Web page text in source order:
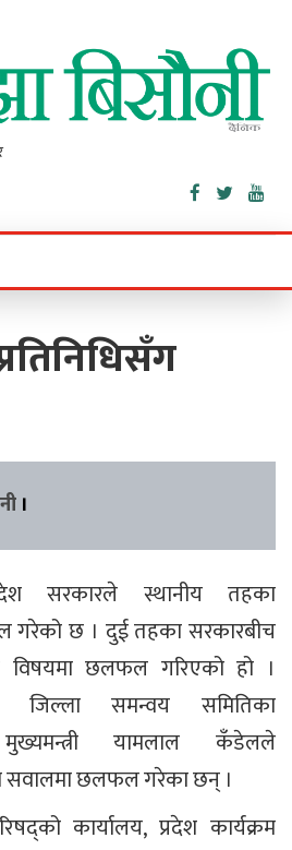
।
सरकारले स्थानीय तहका
गरेको छ । दुई तहका सरकारबीच
विषयमा छलफल गरिएको हो ।
समन्वय समितिका
मुख्यमन्त्री यामलाल कँडेलले
सवालमा छलफल गरेका छन् ।
कार्यालय, प्रदेश कार्यक्रम